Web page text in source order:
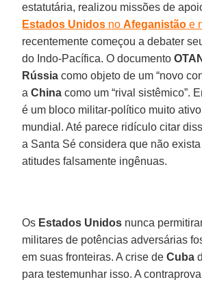
estatutária, realizou missões de
Estados Unidos noAfeganistão e
recentemente começou a debater
do Indo-Pacífica. O documentoOTAN
Rússia como objeto de um “novo
aChina como um “rival sistêmico”.
é um bloco militar-político muito
mundial. Até parece ridículo citar
a Santa Sé considera que não
atitudes falsamente ingênuas.
Os Estados Unidos nunca
militares de potências adversárias
em suas fronteiras. A crise deCuba
para testemunhar isso. A